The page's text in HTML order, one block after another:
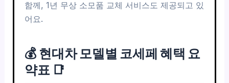
함께, 1년 무상 소모품 교체 서비스도 제공되고 있
어요.
💰 현대차 모델별 코세페 혜택 요
약표 📑